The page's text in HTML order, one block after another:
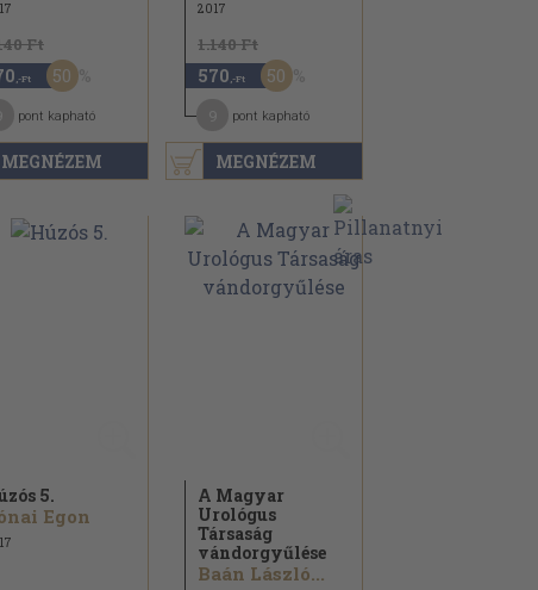
MEGNÉZEM
Ft
,-Ft 50
pont kapható
MEGNÉZEM
2017
1.140 Ft
570 ,-Ft 50
pont kapható
5.
Egon
A Magyar
Urológus
Társaság
vándorgyűlése
Baán László...